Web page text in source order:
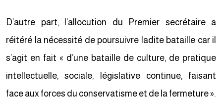
D’autre part, l’allocution du Premier secrétaire a
réitéré la nécessité de poursuivre ladite bataille car il
s’agit en fait « d’une bataille de culture, de pratique
intellectuelle, sociale, législative continue, faisant
face aux forces du conservatisme et de la fermeture ».